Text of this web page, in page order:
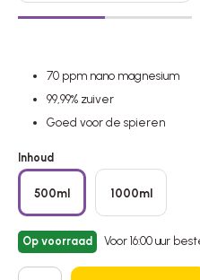
70 ppm nano magnesium
99,99% zuiver
Goed voor de spieren
Inhoud
500ml 1000ml
Op voorraad Voor 16:00 uur